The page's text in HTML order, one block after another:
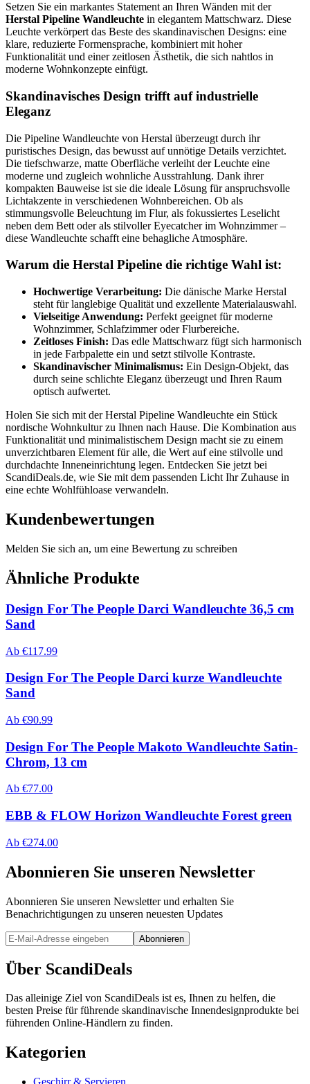
Setzen Sie ein markantes Statement an Ihren Wänden mit der
Herstal Pipeline Wandleuchte in elegantem Mattschwarz. Diese
Leuchte verkörpert das Beste des skandinavischen Designs: eine
klare, reduzierte Formensprache, kombiniert mit hoher
Funktionalität und einer zeitlosen Ästhetik, die sich nahtlos in
moderne Wohnkonzepte einfügt.
Skandinavisches Design trifft auf industrielle
Eleganz
Die Pipeline Wandleuchte von Herstal überzeugt durch ihr
puristisches Design, das bewusst auf unnötige Details verzichtet.
Die tiefschwarze, matte Oberfläche verleiht der Leuchte eine
moderne und zugleich wohnliche Ausstrahlung. Dank ihrer
kompakten Bauweise ist sie die ideale Lösung für anspruchsvolle
Lichtakzente in verschiedenen Wohnbereichen. Ob als
stimmungsvolle Beleuchtung im Flur, als fokussiertes Leselicht
neben dem Bett oder als stilvoller Eyecatcher im Wohnzimmer –
diese Wandleuchte schafft eine behagliche Atmosphäre.
Warum die Herstal Pipeline die richtige Wahl ist:
Hochwertige Verarbeitung: Die dänische Marke Herstal
steht für langlebige Qualität und exzellente Materialauswahl.
Vielseitige Anwendung: Perfekt geeignet für moderne
Wohnzimmer, Schlafzimmer oder Flurbereiche.
Zeitloses Finish: Das edle Mattschwarz fügt sich harmonisch
in jede Farbpalette ein und setzt stilvolle Kontraste.
Skandinavischer Minimalismus: Ein Design-Objekt, das
durch seine schlichte Eleganz überzeugt und Ihren Raum
optisch aufwertet.
Holen Sie sich mit der Herstal Pipeline Wandleuchte ein Stück
nordische Wohnkultur zu Ihnen nach Hause. Die Kombination aus
Funktionalität und minimalistischem Design macht sie zu einem
unverzichtbaren Element für alle, die Wert auf eine stilvolle und
durchdachte Inneneinrichtung legen. Entdecken Sie jetzt bei
ScandiDeals.de, wie Sie mit dem passenden Licht Ihr Zuhause in
eine echte Wohlfühloase verwandeln.
Kundenbewertungen
Melden Sie sich an, um eine Bewertung zu schreiben
Ähnliche Produkte
Design For The People Darci Wandleuchte 36,5 cm
Sand
Ab €117.99
Design For The People Darci kurze Wandleuchte
Sand
Ab €90.99
Design For The People Makoto Wandleuchte Satin-
Chrom, 13 cm
Ab €77.00
EBB & FLOW Horizon Wandleuchte Forest green
Ab €274.00
Abonnieren Sie unseren Newsletter
Abonnieren Sie unseren Newsletter und erhalten Sie
Benachrichtigungen zu unseren neuesten Updates
Abonnieren
Über ScandiDeals
Das alleinige Ziel von ScandiDeals ist es, Ihnen zu helfen, die
besten Preise für führende skandinavische Innendesignprodukte bei
führenden Online-Händlern zu finden.
Kategorien